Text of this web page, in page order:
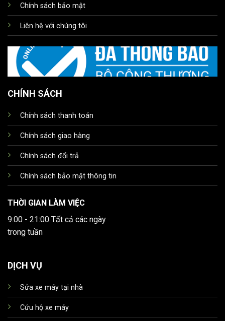
Chính sách bảo mật
Liên hệ với chúng tôi
CHÍNH SÁCH
Chính sách thanh toán
Chính sách giao hàng
Chính sách đổi trả
Chính sách bảo mật thông tin
THỜI GIAN LÀM VIỆC
9:00 - 21:00 Tất cả các ngày
trong tuần
DỊCH VỤ
Sửa xe máy tại nhà
Cứu hộ xe máy